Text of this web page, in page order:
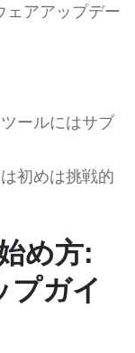
ェアアップデー
ールにはサブ
初めは挑戦的
め方:
プガイ